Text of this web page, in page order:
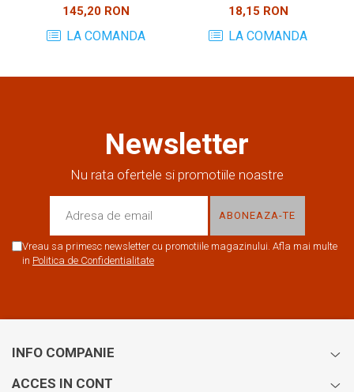
145,20 RON
LA COMANDA
18,15 RON
LA COMANDA
Newsletter
Nu rata ofertele si promotiile noastre
Vreau sa primesc newsletter cu promotiile magazinului. Afla mai multe
in Politica de Confidentialitate
INFO COMPANIE
ACCES IN CONT